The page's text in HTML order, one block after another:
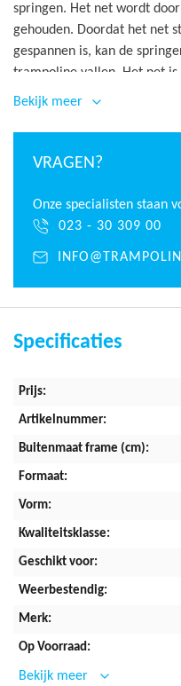
springen. Het net wordt
gehouden. Doordat het net
gespannen is, kan de
trampoline vallen. Het net
ritssluiting wat de toegang
bovendien mogelijk om de
Met ongeveer 20 minuten
Game On
trampoline 366
Bekijk meer
VRAGEN?
Onze specialisten staan
023 - 30 309 00
Specificaties
Meer
Bekijk meer